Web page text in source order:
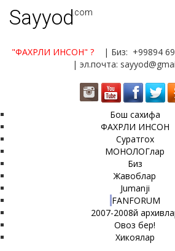
Sayyod.com
"ФАХРЛИ ИНСОН" ?
| Биз: +99894
| эл.почта:
Бош сахифа
ФАХРЛИ ИНСОН
Суратгох
МОНОЛОГлар
Биз
Жавоблар
Jumanji
FANFORUM
2007-2008й
Овоз бер!
Хикоялар